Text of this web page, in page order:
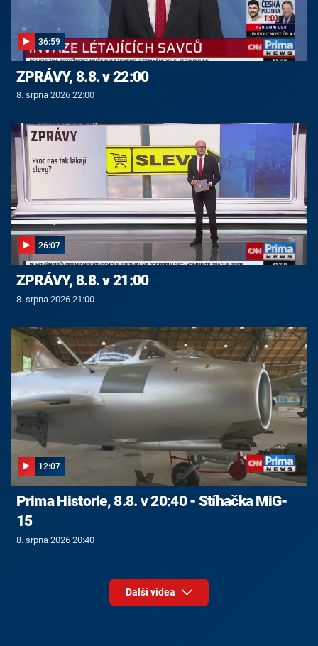
36:59
ZPRÁVY, 8.8. v 22:00
8. srpna 2026 22:00
26:07
ZPRÁVY, 8.8. v 21:00
8. srpna 2026 21:00
12:07
Prima Historie, 8.8. v 20:40 - Stíhačka MiG-
15
8. srpna 2026 20:40
Další videa